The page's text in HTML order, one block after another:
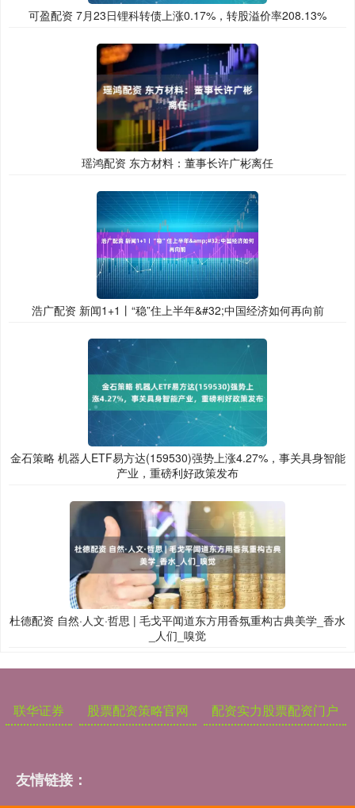
可盈配资 7月23日锂科转债上涨0.17%，转股溢价率208.13%
瑶鸿配资 东方材料：董事长许广彬离任
浩广配资 新闻1+1丨“稳”住上半年&#32;中国经济如何再向前
金石策略 机器人ETF易方达(159530)强势上涨4.27%，事关具身智能
产业，重磅利好政策发布
杜德配资 自然·人文·哲思 | 毛戈平闻道东方用香氛重构古典美学_香水
_人们_嗅觉
联华证券 股票配资策略官网 配资实力股票配资门户
友情链接：